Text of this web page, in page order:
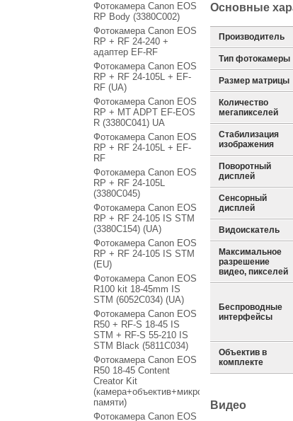
Основные
Производитель
Тип фотокамеры
Размер матрицы
Количество
мегапикселей
Стабилизация
изображения
Поворотный
дисплей
Сенсорный
дисплей
Видоискатель
Максимальное
разрешение
видео, пикселей
Беспроводные
интерфейсы
Объектив в
комплекте
Видео
Фотокамера Canon EOS
RP Body (3380C002)
Фотокамера Canon EOS
RP + RF 24-240 +
адаптер EF-RF
Фотокамера Canon EOS
RP + RF 24-105L + EF-
RF (UA)
Фотокамера Canon EOS
RP + MT ADPT EF-EOS
R (3380C041) UA
Фотокамера Canon EOS
RP + RF 24-105L + EF-
RF
Фотокамера Canon EOS
RP + RF 24-105L
(3380C045)
Фотокамера Canon EOS
RP + RF 24-105 IS STM
(3380C154) (UA)
Фотокамера Canon EOS
RP + RF 24-105 IS STM
(EU)
Фотокамера Canon EOS
R100 kit 18-45mm IS
STM (6052C034) (UA)
Фотокамера Canon EOS
R50 + RF-S 18-45 IS
STM + RF-S 55-210 IS
STM Black (5811C034)
Фотокамера Canon EOS
R50 18-45 Content
Creator Kit
(камера+объектив+микрофон+штатив+карта
памяти)
Фотокамера Canon EOS